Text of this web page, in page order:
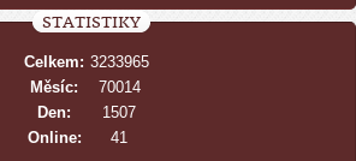
STATISTIKY
Online: 41
Celkem: 3233965
Měsíc:
70014
Den:
1507